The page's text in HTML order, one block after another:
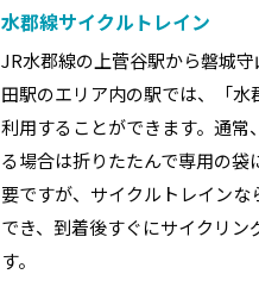
水郡線サイクルトレイン
JR水郡線の上菅谷駅から磐城
田駅のエリア内の駅では、「
利用することができます。通
る場合は折りたたんで専用の
要ですが、サイクルトレイン
でき、到着後すぐにサイクリン
す。